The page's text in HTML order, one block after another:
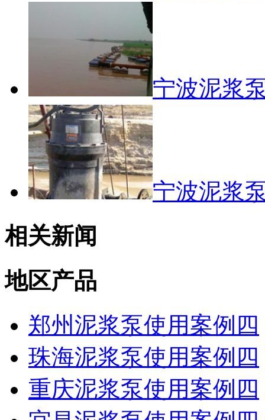
宁波泥浆
宁波泥浆
相关新闻
地区产品
郑州泥浆泵使用案例四
珠海泥浆泵使用案例四
重庆泥浆泵使用案例四